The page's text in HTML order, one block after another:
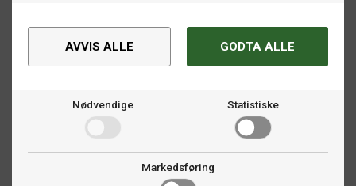
AVVIS ALLE GODTA ALLE
Nødvendige Statistiske
Markedsføring